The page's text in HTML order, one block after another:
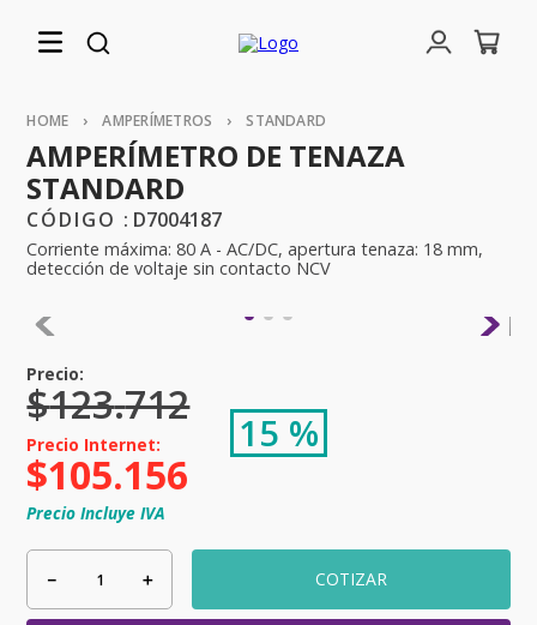
AMPERÍMETROS STANDARD
AMPERÍMETRO DE TENAZA
STANDARD
: D7004187
Corriente máxima: 80 A - AC/DC, apertura tenaza: 18 mm,
detección de voltaje sin contacto NCV
$123.712
15 %
$105.156
Precio Incluye IVA
＋
－ COTIZAR